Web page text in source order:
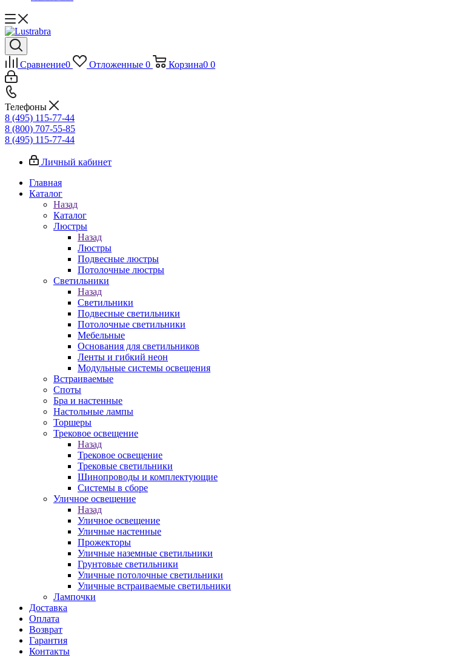
Сравнение0 Отложенные 0 Корзина0 0
Телефоны
8 (495) 115-77-44
8 (800) 707-55-85
8 (495) 115-77-44
Личный кабинет
Главная
Каталог
Назад
Каталог
Люстры
Назад
Люстры
Подвесные люстры
Потолочные люстры
Светильники
Назад
Светильники
Подвесные светильники
Потолочные светильники
Мебельные
Основания для светильников
Ленты и гибкий неон
Модульные системы освещения
Встраиваемые
Споты
Бра и настенные
Настольные лампы
Торшеры
Трековое освещение
Назад
Трековое освещение
Трековые светильники
Шинопроводы и комплектующие
Системы в сборе
Уличное освещение
Назад
Уличное освещение
Уличные настенные
Прожекторы
Уличные наземные светильники
Грунтовые светильники
Уличные потолочные светильники
Уличные встраиваемые светильники
Лампочки
Доставка
Оплата
Возврат
Гарантия
Контакты